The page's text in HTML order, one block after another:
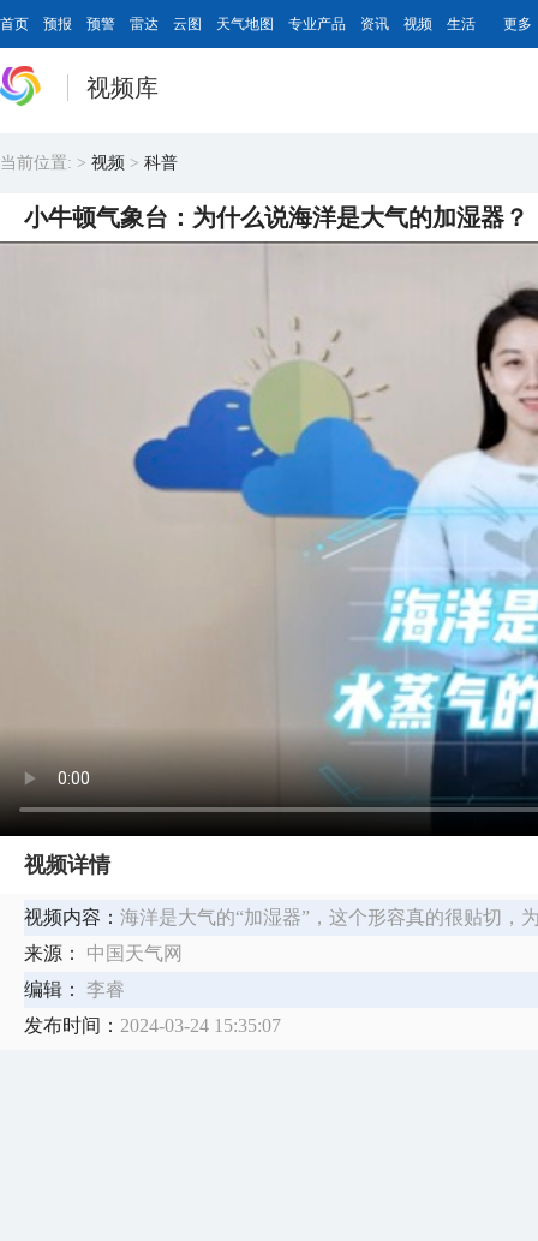
首页 预报 预警 雷达 云图 天气地图 专业产品 资讯 视频 生活 更多
视频库
当前位置: > 视频 > 科普
小牛顿气象台：为什么说海洋是大气的加湿器？
视频详情
视频内容： 海洋是大气的“加湿器”，这个形容真的很贴切，
来源：
中国天气网
编辑：
李睿
发布时间： 2024-03-24 15:35:07